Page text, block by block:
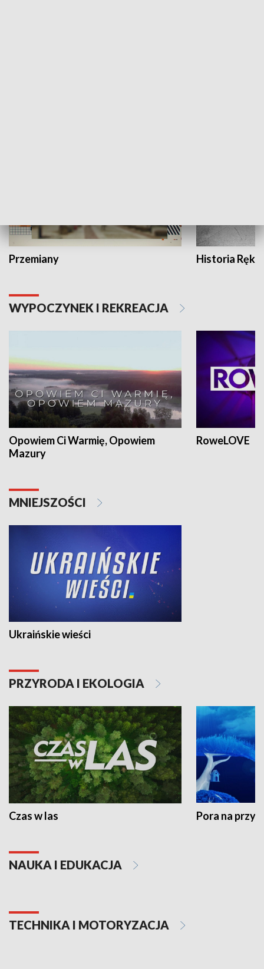
Przemiany Historia Ręką
WYPOCZYNEK I REKREACJA
Opowiem Ci Warmię, Opowiem
Mazury
RoweLOVE
MNIEJSZOŚCI
Ukraińskie wieści
PRZYRODA I EKOLOGIA
Czas w las Pora na
NAUKA I EDUKACJA
TECHNIKA I MOTORYZACJA